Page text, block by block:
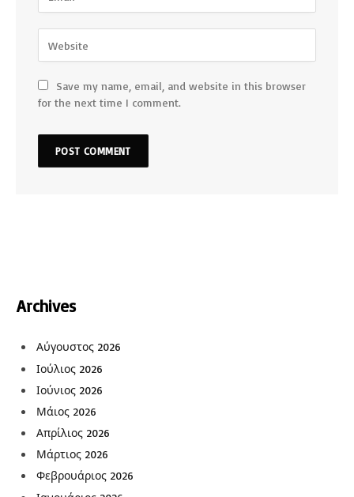
Save my name, email, and website in this browser
for the next time I comment.
Archives
Αύγουστος 2026
Ιούλιος 2026
Ιούνιος 2026
Μάιος 2026
Απρίλιος 2026
Μάρτιος 2026
Φεβρουάριος 2026